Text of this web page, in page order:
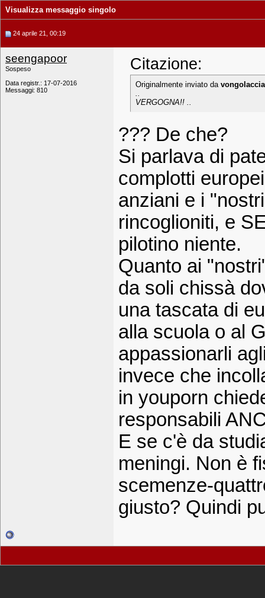
Visualizza messaggio singolo
24 aprile 21, 00:19
seengapoor
Sospeso
Data registr.: 17-07-2016
Messaggi: 810
Citazione:
Originalmente inviato da vongolaccia
..
VERGOGNA!! ..
??? De che?
Si parlava di
complotti
anziani e i
rincoglioniti, e
pilotino niente.
Quanto ai
da soli chissà
una tascata di
alla scuola o al
appassionarli
invece che
in youporn
responsabili
E se c'è da
meningi. Non è
scemenze-
giusto? Quindi